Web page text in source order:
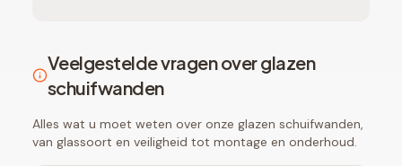
Veelgestelde vragen over glazen
schuifwanden
Alles wat u moet weten over onze glazen schuifwanden,
van glassoort en veiligheid tot montage en onderhoud.